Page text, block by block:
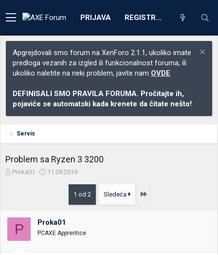
PRIJAVA REGISTRACIJA
Apgrejdovali smo forum na XenForo 2.1.1, ukoliko imate
predloga vezanih za izgled ili funkcionalnost foruma, ili
ukoliko naletite na neki problem, javite nam OVDE
DEFINISALI SMO PRAVILA FORUMA. Pročitajte ih,
pojaviće se automatski kada krenete da čitate nešto!
Servis
Problem sa Ryzen 3 3200
Z
t
e
Proka01
D
o
k
e
11.09.2019.
1 od 2 Sledeća Poslednja
P Proka01
PCAXE Apprentice